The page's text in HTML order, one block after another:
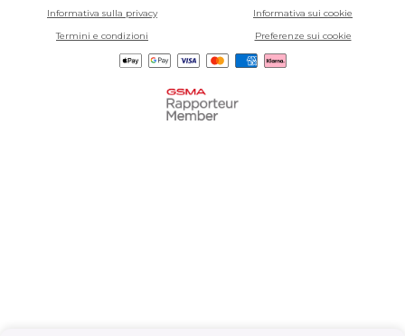
Informativa sulla privacy
Informativa sui cookie
Termini e condizioni
Preferenze sui cookie